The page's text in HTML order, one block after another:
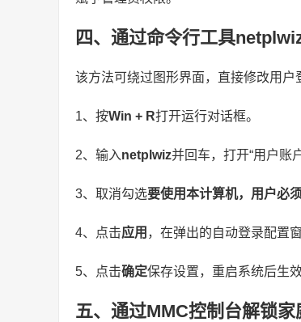
四、通过命令行工具
该方法可绕过图形界面，直接修改用户
1、按Win + R打开运行对话框。
2、输入netplwiz并回车，打开“用户账
3、取消勾选要使用本计算机，用户必
4、点击应用 ，在弹出的自动登录配置
5、点击确定保存设置，重启系统后生效
五、通过MMC控制台解锁